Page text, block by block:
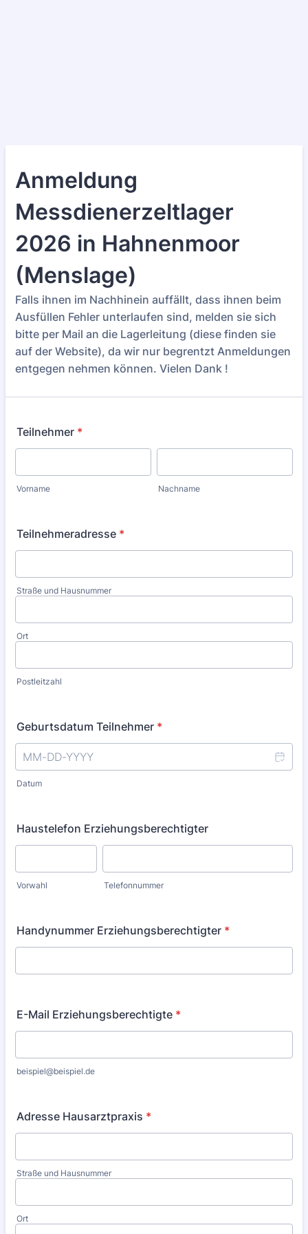
Anmeldung
Messdienerzeltlager
2026 in Hahnenmoor
(Menslage)
Falls ihnen im Nachhinein auffällt, dass ihnen beim
Ausfüllen Fehler unterlaufen sind, melden sie sich
bitte per Mail an die Lagerleitung (diese finden sie
auf der Website), da wir nur begrentzt Anmeldungen
entgegen nehmen können. Vielen Dank !
Teilnehmer *
Vorname Nachname
Teilnehmeradresse *
Straße und Hausnummer
Ort
Postleitzahl
Geburtsdatum Teilnehmer *
Datum
Haustelefon Erziehungsberechtigter
Vorwahl Telefonnummer
Handynummer Erziehungsberechtigter *
E-Mail Erziehungsberechtigte *
beispiel@beispiel.de
Adresse Hausarztpraxis *
Straße und Hausnummer
Ort